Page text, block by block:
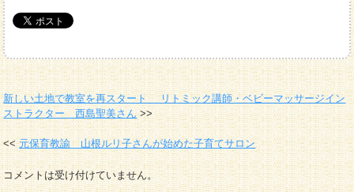
新しい土地で教室を再スタート リトミック講師・ベビーマッサージイン
ストラクター 西島聖美さん
元保育教諭 山根ルリ子さんが始めた子育てサロン
コメントは受け付けていません。